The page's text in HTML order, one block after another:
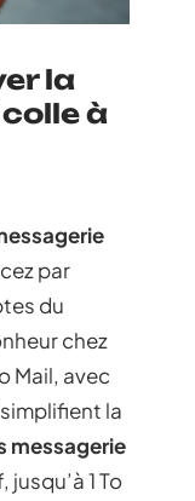
la
à
par
du
chez
Mail, avec
la
messagerie
1 To